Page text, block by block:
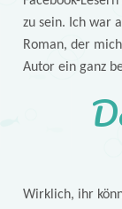
zu sein. Ich war
Roman, der
Autor ein ganz
Wirklich, ihr